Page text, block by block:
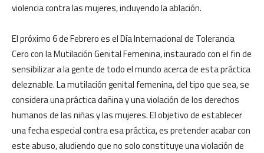
violencia contra las mujeres, incluyendo la ablación.
El próximo 6 de Febrero es el Día Internacional de Tolerancia
Cero con la Mutilación Genital Femenina, instaurado con el fin de
sensibilizar a la gente de todo el mundo acerca de esta práctica
deleznable. La mutilación genital femenina, del tipo que sea, se
considera una práctica dañina y una violación de los derechos
humanos de las niñas y las mujeres. El objetivo de establecer
una fecha especial contra esa práctica, es pretender acabar con
este abuso, aludiendo que no solo constituye una violación de